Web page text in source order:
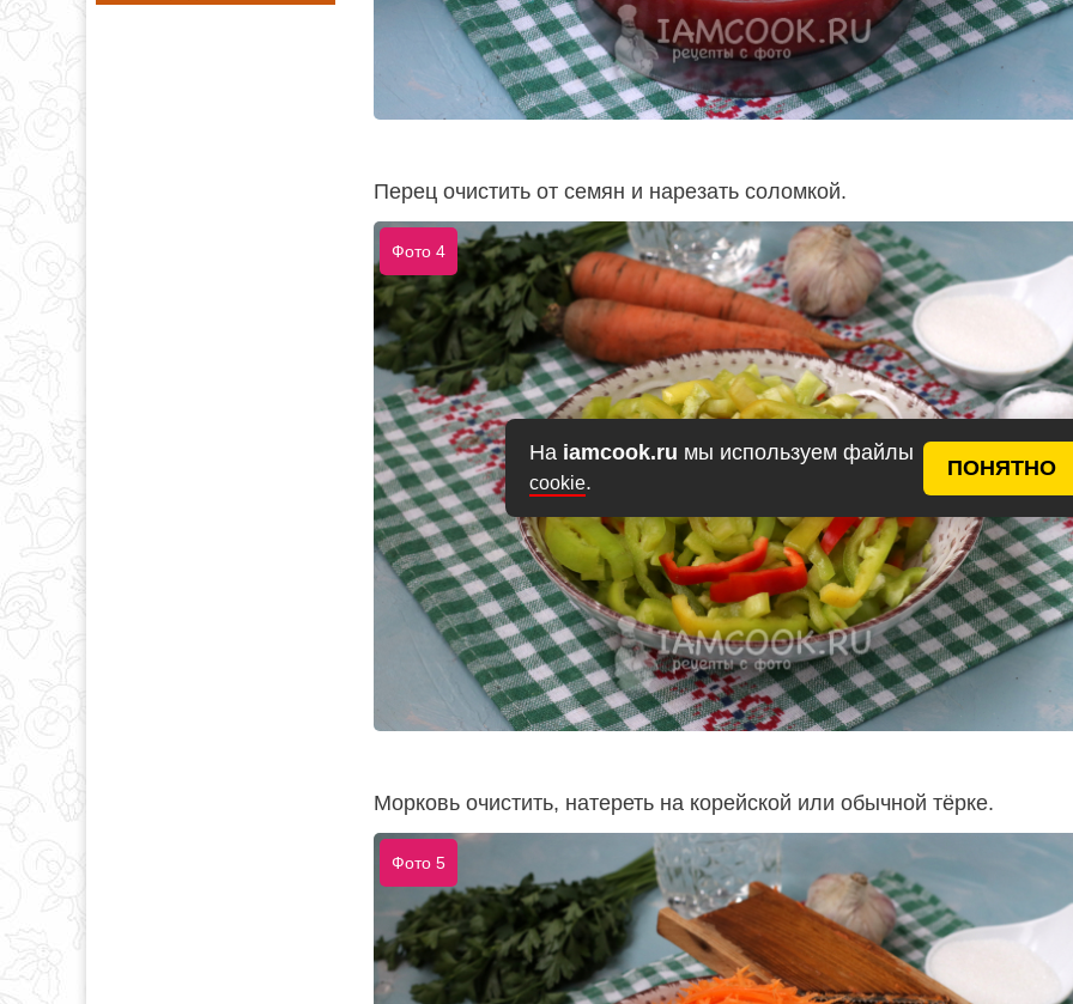
На iamcook.ru мы используем файлы
cookie.
ПОНЯТНО
Перец очистить от семян и нарезать соломкой.
Фото 4
Морковь очистить, натереть на корейской или обычной тёрке.
Фото 5